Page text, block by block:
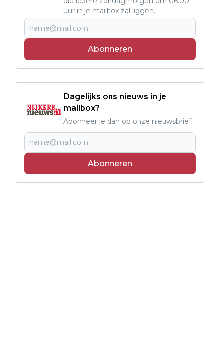
uur in je mailbox zal liggen.
Abonneren
Dagelijks ons nieuws in je
mailbox?
Abonneer je dan op onze nieuwsbrief.
Abonneren